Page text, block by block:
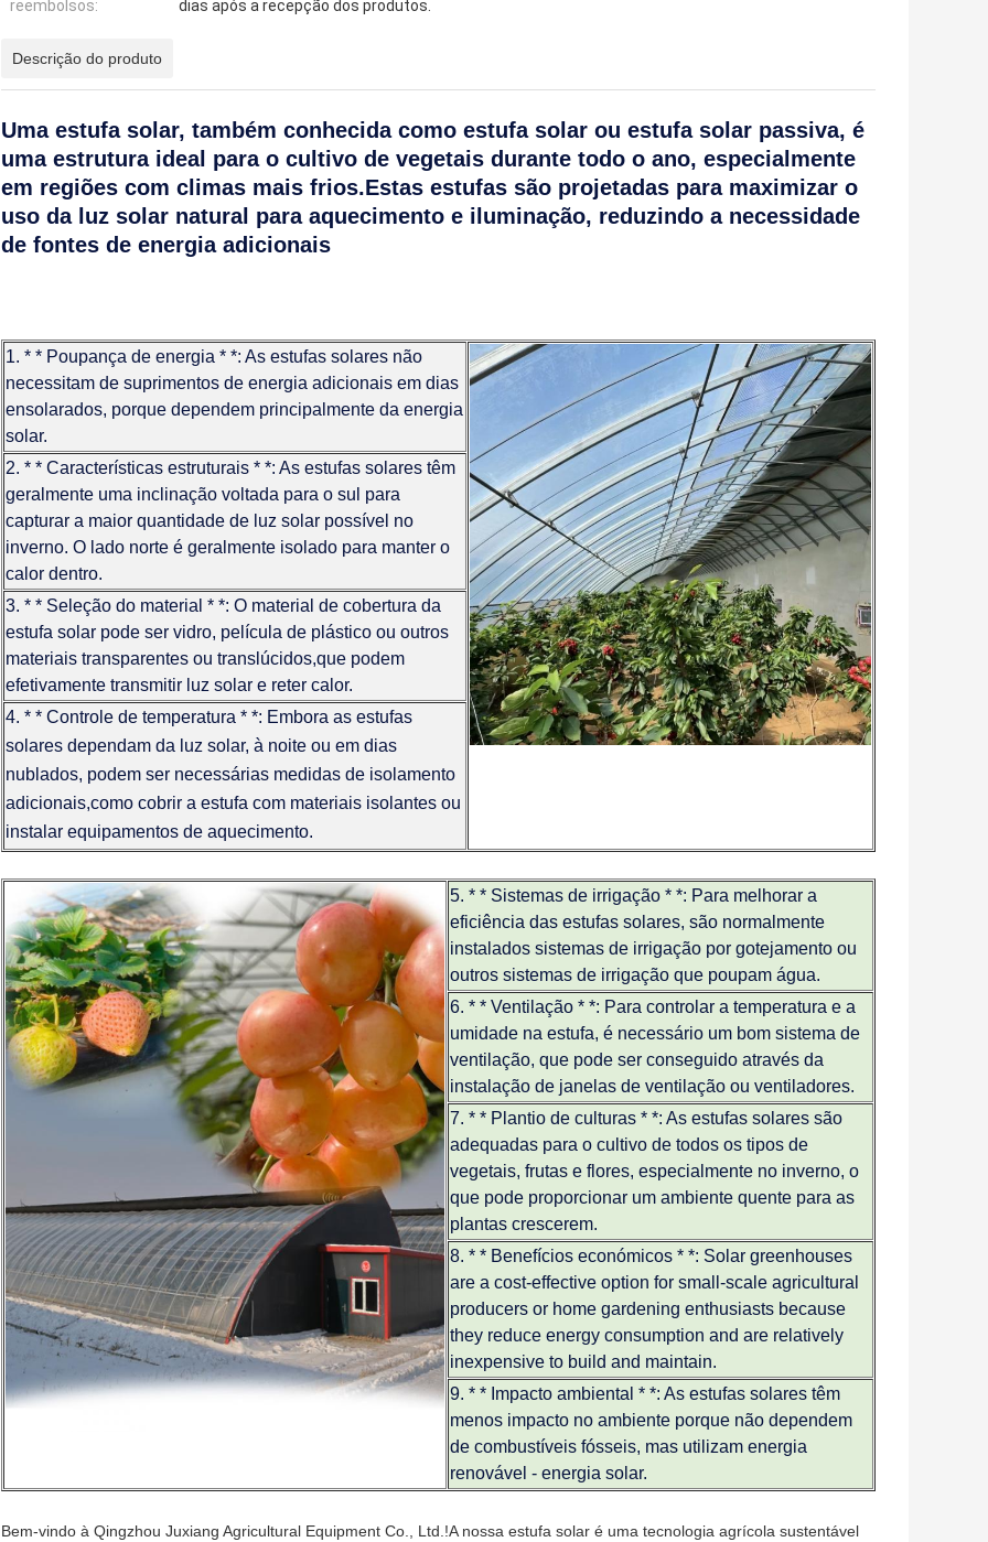
reembolsos:
dias após a recepção dos produtos.
Descrição do produto
Uma estufa solar, também conhecida como estufa solar ou estufa solar passiva, é
uma estrutura ideal para o cultivo de vegetais durante todo o ano, especialmente
em regiões com climas mais frios.Estas estufas são projetadas para maximizar o
uso da luz solar natural para aquecimento e iluminação, reduzindo a necessidade
de fontes de energia adicionais
1. * * Poupança de energia * *: As estufas solares não
necessitam de suprimentos de energia adicionais em dias
ensolarados, porque dependem principalmente da energia
solar.
2. * * Características estruturais * *: As estufas solares têm
geralmente uma inclinação voltada para o sul para
capturar a maior quantidade de luz solar possível no
inverno. O lado norte é geralmente isolado para manter o
calor dentro.
3. * * Seleção do material * *: O material de cobertura da
estufa solar pode ser vidro, película de plástico ou outros
materiais transparentes ou translúcidos,que podem
efetivamente transmitir luz solar e reter calor.
4. * * Controle de temperatura * *: Embora as estufas
solares dependam da luz solar, à noite ou em dias
nublados, podem ser necessárias medidas de isolamento
adicionais,como cobrir a estufa com materiais isolantes ou
instalar equipamentos de aquecimento.
5. * * Sistemas de irrigação * *: Para melhorar a
eficiência das estufas solares, são normalmente
instalados sistemas de irrigação por gotejamento ou
outros sistemas de irrigação que poupam água.
6. * * Ventilação * *: Para controlar a temperatura e a
umidade na estufa, é necessário um bom sistema de
ventilação, que pode ser conseguido através da
instalação de janelas de ventilação ou ventiladores.
7. * * Plantio de culturas * *: As estufas solares são
adequadas para o cultivo de todos os tipos de
vegetais, frutas e flores, especialmente no inverno, o
que pode proporcionar um ambiente quente para as
plantas crescerem.
8. * * Benefícios económicos * *: Solar greenhouses
are a cost-effective option for small-scale agricultural
producers or home gardening enthusiasts because
they reduce energy consumption and are relatively
inexpensive to build and maintain.
9. * * Impacto ambiental * *: As estufas solares têm
menos impacto no ambiente porque não dependem
de combustíveis fósseis, mas utilizam energia
renovável - energia solar.
Bem-vindo à Qingzhou Juxiang Agricultural Equipment Co., Ltd.!A nossa estufa solar é uma tecnologia agrícola sustentável